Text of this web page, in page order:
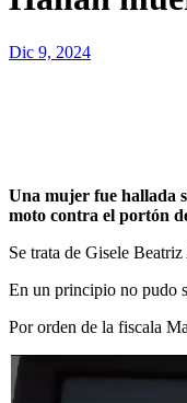
Dic 9, 2024
Una mujer fue hallada sin vida frente a un taller mecánico en Pedro Juan Caballero, Amambay, durante la mañana de este lunes. Imágenes de circuito cerrado mostraron que se estrelló con su
moto contra el portón
Se trata de Gisele
En un principio no pudo
Por orden de la fiscala